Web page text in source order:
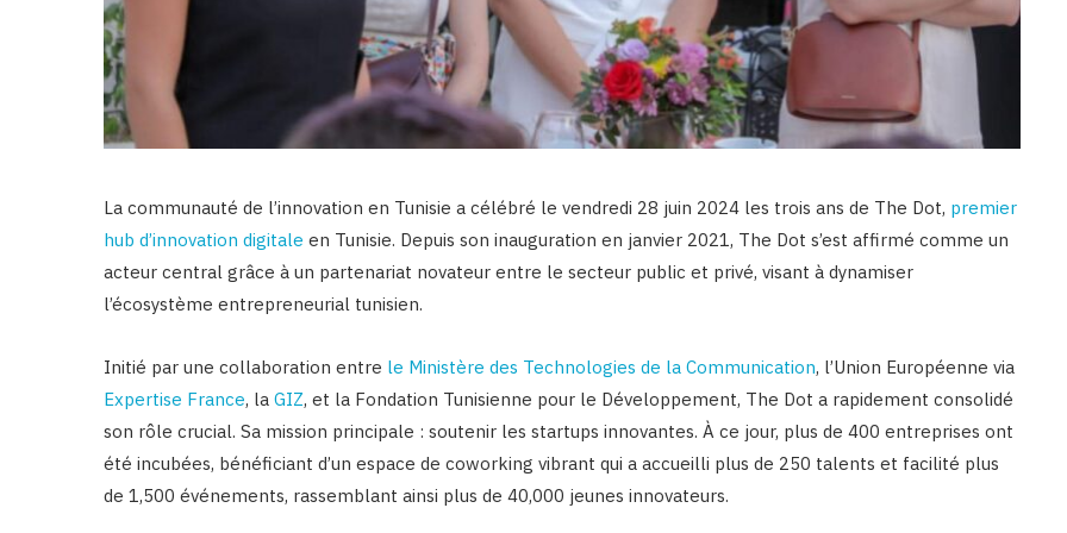
La communauté de l’innovation en Tunisie a célébré le vendredi 28 juin 2024 les trois ans de The Dot, premier
hub d’innovation digitale en Tunisie. Depuis son inauguration en janvier 2021, The Dot s’est affirmé comme un
acteur central grâce à un partenariat novateur entre le secteur public et privé, visant à dynamiser
l’écosystème entrepreneurial tunisien.
Initié par une collaboration entre le Ministère des Technologies de la Communication, l’Union Européenne via
Expertise France, la GIZ, et la Fondation Tunisienne pour le Développement, The Dot a rapidement consolidé
son rôle crucial. Sa mission principale : soutenir les startups innovantes. À ce jour, plus de 400 entreprises ont
été incubées, bénéficiant d’un espace de coworking vibrant qui a accueilli plus de 250 talents et facilité plus
de 1,500 événements, rassemblant ainsi plus de 40,000 jeunes innovateurs.